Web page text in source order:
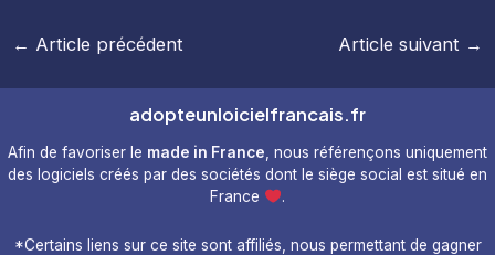
Navigation
← Article précédent Article suivant →
adopteunloicielfrancais.fr
Afin de favoriser le made in France , nous référençons uniquement
des logiciels créés par des sociétés dont le siège social est situé en
France
.
*Certains liens sur ce site sont affiliés, nous permettant de gagner